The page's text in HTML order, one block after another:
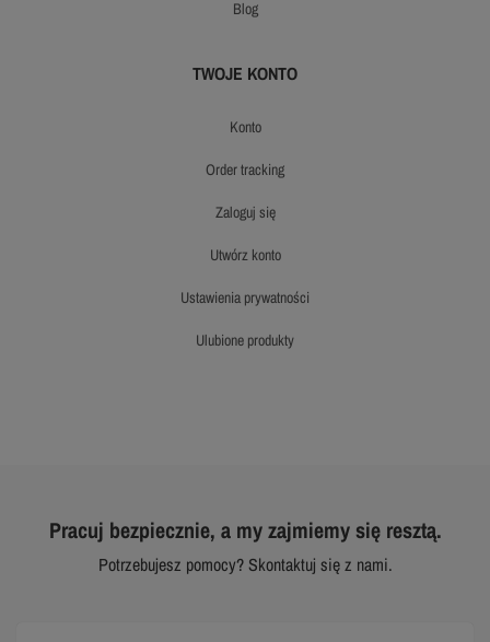
blog
TWOJE KONTO
konto
order tracking
zaloguj się
utwórz konto
ustawienia prywatności
ulubione produkty
Pracuj bezpiecznie, a my zajmiemy się resztą.
Potrzebujesz pomocy? Skontaktuj się z nami.